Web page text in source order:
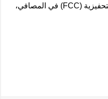
تشغيل وحدات تكسير السوائل التحفيزية (FCC) في المصافي،